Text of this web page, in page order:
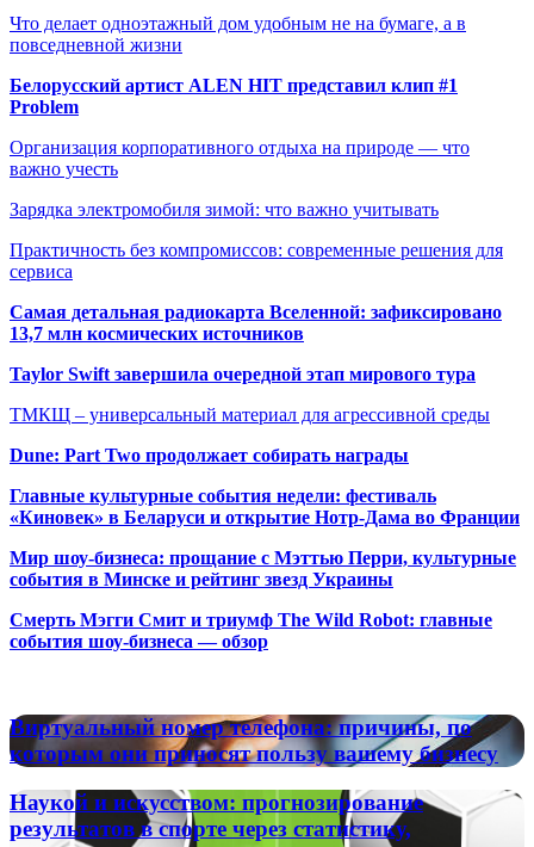
Что делает одноэтажный дом удобным не на бумаге, а в
повседневной жизни
Белорусский артист ALEN HIT представил клип #1
Problem
Организация корпоративного отдыха на природе — что
важно учесть
Зарядка электромобиля зимой: что важно учитывать
Практичность без компромиссов: современные решения для
сервиса
Самая детальная радиокарта Вселенной: зафиксировано
13,7 млн космических источников
Taylor Swift завершила очередной этап мирового тура
ТМКЩ – универсальный материал для агрессивной среды
Dune: Part Two продолжает собирать награды
Главные культурные события недели: фестиваль
«Киновек» в Беларуси и открытие Нотр-Дама во Франции
Мир шоу-бизнеса: прощание с Мэттью Перри, культурные
события в Минске и рейтинг звезд Украины
Смерть Мэгги Смит и триумф The Wild Robot: главные
события шоу-бизнеса — обзор
Виртуальный
номер
телефона:
причины,
по
которым
Виртуальный номер телефона: причины, по
которым они приносят пользу вашему бизнесу
Наукой
искусством:
Наукой и искусством: прогнозирование
результатов в спорте через статистику,